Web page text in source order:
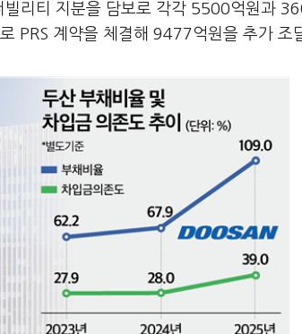
리티 지분을 담보로 각각 5500억원과
PRS 계약을 체결해 9477억원을 추가 조